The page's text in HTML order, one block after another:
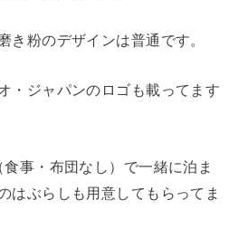
き粉のデザインは普通です。
・ジャパンのロゴも載ってます
事・布団なし）で一緒に泊ま
はぶらしも用意してもらってま